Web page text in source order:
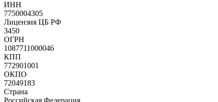
ИНН
7750004305
Лицензия ЦБ РФ
3450
ОГРН
1087711000046
КПП
772901001
ОКПО
72049183
Страна
Российская Федерация